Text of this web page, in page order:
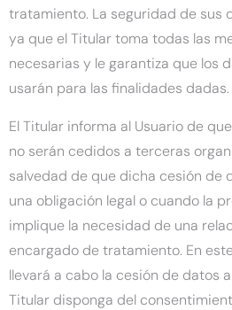
tratamiento. La seguridad de sus
ya que el Titular toma todas las
necesarias y le garantiza que los
usarán para las finalidades dadas.
El Titular informa al Usuario de
no serán cedidos a terceras
salvedad de que dicha cesión de
una obligación legal o cuando la
implique la necesidad de una
encargado de tratamiento. En
llevará a cabo la cesión de datos
Titular disponga del